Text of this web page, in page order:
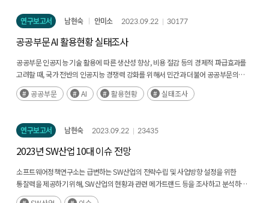
범위 본 연구는 글로벌 메타버스 시장 규모 및 전망, 산업 및 권역별 메타버스 시장 현황,
국내외 메타버스 기업 동향, 주요국 메타버스 정책 동향 그리고 최근 메타버스 주요
10대 이슈 동향으로 구성되어 있다. 제1장에서는 본 연구의 개요 및 메타버스의 개념을
제3장에서는 메타버스 시장 동향을 세계 시장 규모에 대한 전망, 산업별 및 주요
권역별로 살펴본 후, 국내 메타버스 시장 규모와 전망을 확인하였다. 시장 통계 자료는
특정 자료 한가지에 의존하는 것을 지양하고 글로벌 시장조사기관인 Emergen
Research, Markets and markets, Statista, Grand View Research에서 2023년 발간한
산업계 현황 및 전망에 대해 글로벌 컨설팅기관 Accenture, Deloitte, EY등이 수행한
보고서도 자료로 활용하였다. 제4장에서는 2023년 국내외 메타버스 시장의 주요
사업자들의 동향을 살펴보았다. 제5장은 2023년 중국, EU, 미국, 영국, 일본, 중동 등
메타버스 관련 정책도 살펴보았다. 마지막으로 제6장에서는 앞선 내용을 통해 도출된
내용을 요약 정리하고, 2023년 메타버스 산업 10대 주요 동향을 제시하고, 메타버스
관련 정책을 위한 시사점을 도출하였다. 4. 연구 내용 및 결과 □ 글로벌 메타버스 시장
연구보고서 남현숙 안미소 2023.09.22 30177
공공부문 AI 활용현황 실태조사
공공부문 인공지능 기술 활용에 따른 생산성 향상, 비용 절감 등의 경제적 파급효과를
고려할 때, 국가 전반의 인공지능 경쟁력 강화를 위해서 민간과 더불어 공공부문의
인공지능 활용현황에 대한 확인 필요하다. 이에 따라 현시점에서 국내 공공부문
대상으로 인공지능 활용현황에 대한 실태를 파악할 필요성이 대두되었다. (후략)
공공부문 AI 활용현황 실태조사
연구보고서 남현숙 2023.09.22 23435
2023년 SW산업 10대 이슈 전망
소프트웨어정책연구소는 급변하는 SW산업의 전략수립 및 사업방향 설정을 위한
통찰력을 제공하기 위해, SW산업의 현황과 관련 메가트랜드 등을 조사하고 분석하여,
2023년 10대 SW산업 이슈를 선정했다.(후략)